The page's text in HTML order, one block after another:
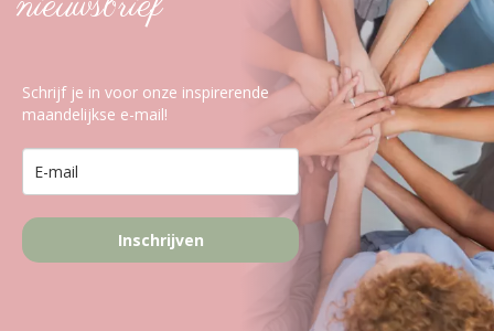
Schrijf je in voor onze inspirerende
maandelijkse e-mail!
Inschrijven